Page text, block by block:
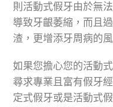
則活動式假牙由於無
導致牙齦萎縮，而且
渣，更增添牙周病的風
如果您擔心您的活動
尋求專業且富有假牙
定式假牙或是活動式